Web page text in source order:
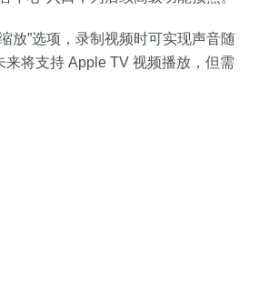
放”选项，录制视频时可实现声音随
将支持 Apple TV 视频播放，但需